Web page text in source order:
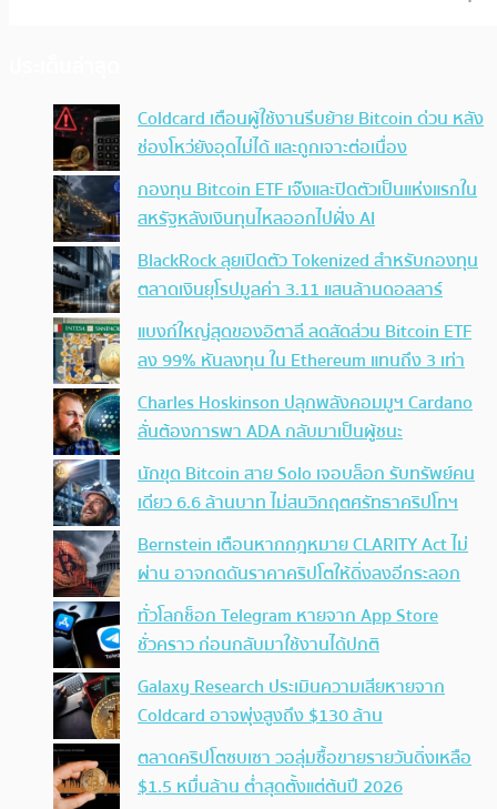
Coldcard เตือนผู้ใช้งานรีบย้าย Bitcoin ด่วน หลัง
ช่องโหว่ยังอุดไม่ได้ และถูกเจาะต่อเนื่อง
กองทุน Bitcoin ETF เจ๊งและปิดตัวเป็นแห่งแรกใน
สหรัฐหลังเงินทุนไหลออกไปฝั่ง AI
BlackRock ลุยเปิดตัว Tokenized สำหรับกองทุน
ตลาดเงินยุโรปมูลค่า 3.11 แสนล้านดอลลาร์
แบงก์ใหญ่สุดของอิตาลี ลดสัดส่วน Bitcoin ETF
ลง 99% หันลงทุน ใน Ethereum แทนถึง 3 เท่า
Charles Hoskinson ปลุกพลังคอมมูฯ Cardano
ลั่นต้องการพา ADA กลับมาเป็นผู้ชนะ
นักขุด Bitcoin สาย Solo เจอบล็อก รับทรัพย์คน
เดียว 6.6 ล้านบาท ไม่สนวิกฤตศรัทธาคริปโทฯ
Bernstein เตือนหากกฎหมาย CLARITY Act ไม่
ผ่าน อาจกดดันราคาคริปโตให้ดิ่งลงอีกระลอก
ทั่วโลกช็อก Telegram หายจาก App Store
ชั่วคราว ก่อนกลับมาใช้งานได้ปกติ
Galaxy Research ประเมินความเสียหายจาก
Coldcard อาจพุ่งสูงถึง $130 ล้าน
ตลาดคริปโตซบเซา วอลุ่มซื้อขายรายวันดิ่งเหลือ
$1.5 หมื่นล้าน ต่ำสุดตั้งแต่ต้นปี 2026